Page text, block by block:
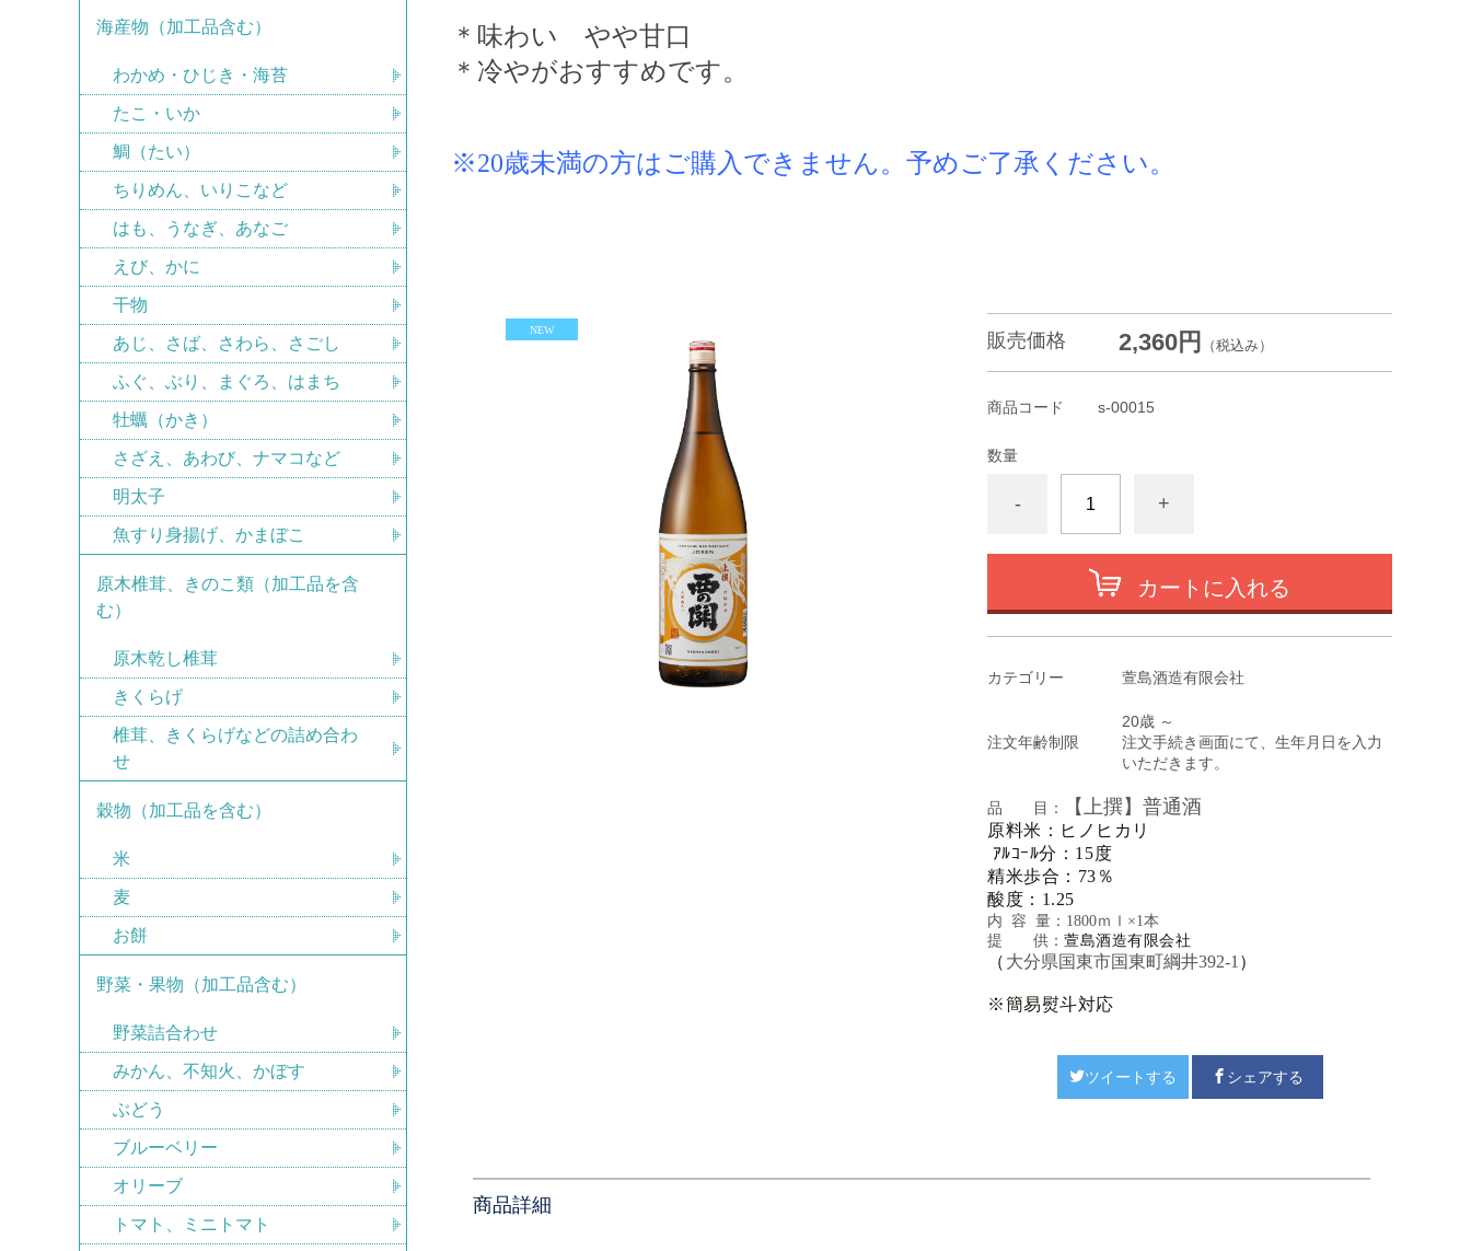
＊味わい やや甘口
＊冷やがおすすめです。
※20歳未満の方はご購入できません。予めご了承ください。
販売価格 2,360円 （税込み）
商品コード s-00015
数量
- +
カートに入れる
カテゴリー 萱島酒造有限会社
注文年齢制限
20歳 ～
注文手続き画面にて、生年月日を入力
いただきます。
品 目： 【上撰】普通酒
原料米：ヒノヒカリ
ｱﾙｺｰﾙ分：15度
精米歩合：73％
酸度：1.25
内 容 量：1800ｍｌ×1本
提 供： 萱島酒造有限会社
（ 大分県国東市国東町綱井392-1 ）
※簡易熨斗対応
ツイートする シェアする
商品詳細
海産物（加工品含む）
わかめ・ひじき・海苔
たこ・いか
鯛（たい）
ちりめん、いりこなど
はも、うなぎ、あなご
えび、かに
干物
あじ、さば、さわら、さごし
ふぐ、ぶり、まぐろ、はまち
牡蠣（かき）
さざえ、あわび、ナマコなど
明太子
魚すり身揚げ、かまぼこ
原木椎茸、きのこ類（加工品を含
む）
原木乾し椎茸
きくらげ
椎茸、きくらげなどの詰め合わ
せ
穀物（加工品を含む）
米
麦
お餅
野菜・果物（加工品含む）
野菜詰合わせ
みかん、不知火、かぼす
ぶどう
ブルーベリー
オリーブ
トマト、ミニトマト